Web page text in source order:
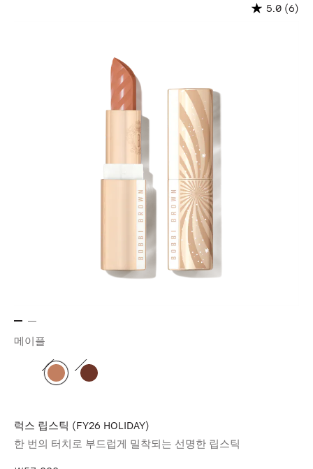
메이플
럭스 립스틱 (FY26 HOLIDAY)
한 번의 터치로 부드럽게 밀착되는 선명한 립스틱
5.0 (6)